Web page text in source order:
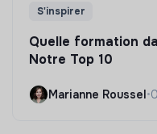
S'inspirer
Quelle formation
Notre Top 10
Marianne Roussel•